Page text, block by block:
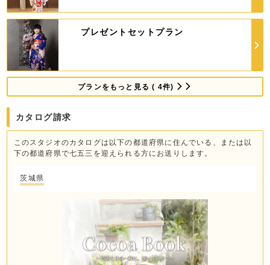
プレゼントセットプラン
プランをもっと見る ( 4件)
カタログ請求
このスタジオのカタログは以下の都道府県に住んでいる、または以
下の都道府県で七五三を迎えられる方にお送りします。
茨城県